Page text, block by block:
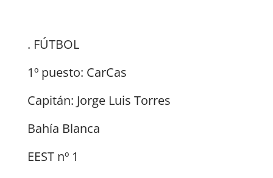
. FÚTBOL
1º puesto: CarCas
Capitán: Jorge Luis Torres
Bahía Blanca
EEST nº 1